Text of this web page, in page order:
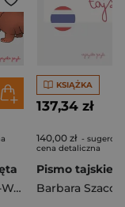
Barbara Szacoń-Wójcik
KSIĄŻKA
137,34 zł
140,00 zł -
cena detaliczna
Pismo tajskie